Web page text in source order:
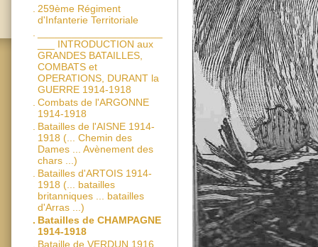
259ème Régiment
d'Infanterie Territoriale
___ INTRODUCTION aux
GRANDES BATAILLES,
COMBATS et
OPERATIONS, DURANT la
GUERRE 1914-1918
Combats de l'ARGONNE
1914-1918
Batailles de l'AISNE 1914-
1918 (... Chemin des
Dames ... Avènement des
chars ...)
Batailles d'ARTOIS 1914-
1918 (... batailles
britanniques ... batailles
d'Arras ...)
. Batailles de CHAMPAGNE
1914-1918
Bataille de VERDUN 1916